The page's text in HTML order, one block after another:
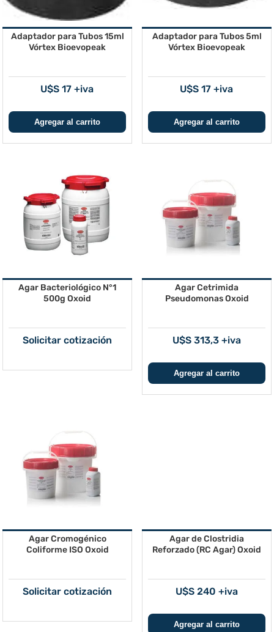
Adaptador para Tubos 15ml
Vórtex Bioevopeak
U$S 17 +iva
Adaptador para Tubos 5ml
Vórtex Bioevopeak
U$S 17 +iva
Agar Bacteriológico N°1
500g Oxoid
Solicitar cotización
Agar Cetrimida
Pseudomonas Oxoid
U$S 313,3 +iva
Agar Cromogénico
Coliforme ISO Oxoid
Solicitar cotización
Agar de Clostridia
Reforzado (RC Agar) Oxoid
U$S 240 +iva